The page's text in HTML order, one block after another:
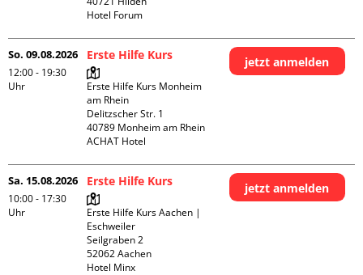
Hotel Forum
So. 09.08.2026
12:00 - 19:30
Uhr
Erste Hilfe Kurs
Erste Hilfe Kurs Monheim
am Rhein
Delitzscher Str. 1
40789 Monheim am Rhein
ACHAT Hotel
jetzt anmelden
Sa. 15.08.2026
10:00 - 17:30
Uhr
Erste Hilfe Kurs
Erste Hilfe Kurs Aachen |
Eschweiler
Seilgraben 2
52062 Aachen
Hotel Minx
jetzt anmelden